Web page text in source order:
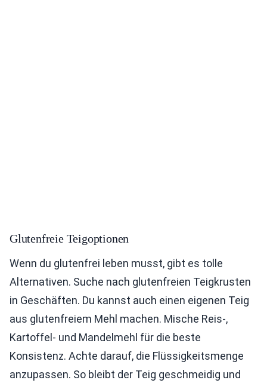
Glutenfreie Teigoptionen
Wenn du glutenfrei leben musst, gibt es tolle
Alternativen. Suche nach glutenfreien Teigkrusten
in Geschäften. Du kannst auch einen eigenen Teig
aus glutenfreiem Mehl machen. Mische Reis-,
Kartoffel- und Mandelmehl für die beste
Konsistenz. Achte darauf, die Flüssigkeitsmenge
anzupassen. So bleibt der Teig geschmeidig und